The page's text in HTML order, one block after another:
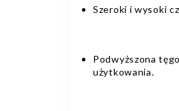
Szeroki i wysoki
Podwyższona
użytkowania.